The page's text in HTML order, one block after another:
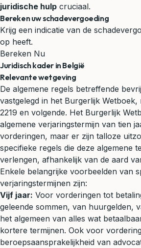
juridische hulp cruciaal.
Bereken uw schadevergoeding
Krijg een indicatie van de
op heeft.
Bereken Nu
Juridisch kader in België
Relevante wetgeving
De algemene regels betreffende
vastgelegd in het Burgerlijk
2219 en volgende. Het Burgerlijk
algemene verjaringstermijn van tien
vorderingen, maar er zijn talloze
specifieke regels die deze algemene
verlengen, afhankelijk van de aard
Enkele belangrijke voorbeelden van
verjaringstermijnen zijn:
Vijf jaar: Voor vorderingen tot
geleende sommen, van huurgelden,
het algemeen van alles wat
kortere termijnen. Ook voor
beroepsaansprakelijkheid van